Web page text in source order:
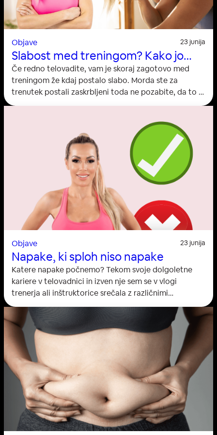
Objave 23 junija
Slabost med treningom? Kako jo
preprečiti?
Če redno telovadite, vam je skoraj zagotovo med
treningom že kdaj postalo slabo. Morda ste za
trenutek postali zaskrbljeni toda ne pozabite, da to ni
nenavaden pojav, ter da ga je mogoče preprečiti.
visoko intenzivnim treningom. Kaj povzroča slabost?
Dejavnikov, ki povzročajo ta pojav, je več. Najprej
preveč hrane ali tekočine v želodcu, ali pa
celo prazen želodec.…
Objave 23 junija
Napake, ki sploh niso napake
Katere napake počnemo? Tekom svoje dolgoletne
kariere v telovadnici in izven nje sem se v vlogi
trenerja ali inštruktorice srečala z različnimi
predsodki, ki so v glavnem moteči dejavniki celotnega
procesa. V tem besedilu bom poskušala opozoriti na
isto z argumentom, ki prinaša pravilno razmišljanje in
s tem boljše rezultate. Ženske ne smejo dvigovati
uteži,…